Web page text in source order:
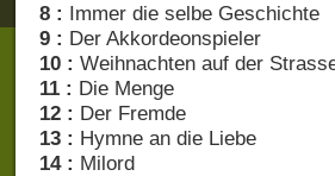
8 : Immer die selbe Geschichte
9 : Der Akkordeonspieler
10 : Weihnachten auf der
11 : Die Menge
12 : Der Fremde
13 : Hymne an die Liebe
14 : Milord